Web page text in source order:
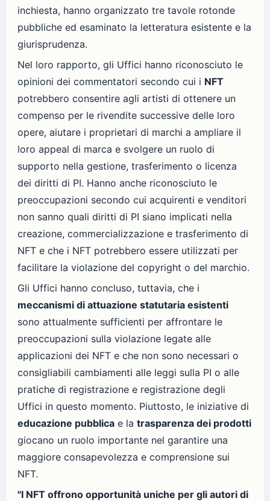
inchiesta, hanno organizzato tre tavole rotonde
pubbliche ed esaminato la letteratura esistente e la
giurisprudenza.
Nel loro rapporto, gli Uffici hanno riconosciuto le
opinioni dei commentatori secondo cui i NFT
potrebbero consentire agli artisti di ottenere un
compenso per le rivendite successive delle loro
opere, aiutare i proprietari di marchi a ampliare il
loro appeal di marca e svolgere un ruolo di
supporto nella gestione, trasferimento o licenza
dei diritti di PI. Hanno anche riconosciuto le
preoccupazioni secondo cui acquirenti e venditori
non sanno quali diritti di PI siano implicati nella
creazione, commercializzazione e trasferimento di
NFT e che i NFT potrebbero essere utilizzati per
facilitare la violazione del copyright o del marchio.
Gli Uffici hanno concluso, tuttavia, che i
meccanismi di attuazione statutaria esistenti
sono attualmente sufficienti per affrontare le
preoccupazioni sulla violazione legate alle
applicazioni dei NFT e che non sono necessari o
consigliabili cambiamenti alle leggi sulla PI o alle
pratiche di registrazione e registrazione degli
Uffici in questo momento. Piuttosto, le iniziative di
educazione pubblica e la trasparenza dei prodotti
giocano un ruolo importante nel garantire una
maggiore consapevolezza e comprensione sui
NFT.
"I NFT offrono opportunità uniche per gli autori di